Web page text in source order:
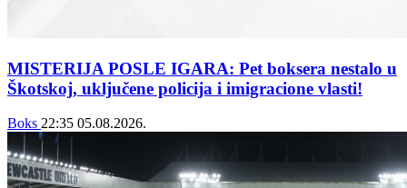
MISTERIJA POSLE IGARA: Pet boksera nestalo u
Škotskoj, uključene policija i imigracione vlasti!
Boks 22:35 05.08.2026.